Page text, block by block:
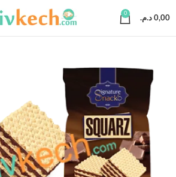
0
0,00 د.م.